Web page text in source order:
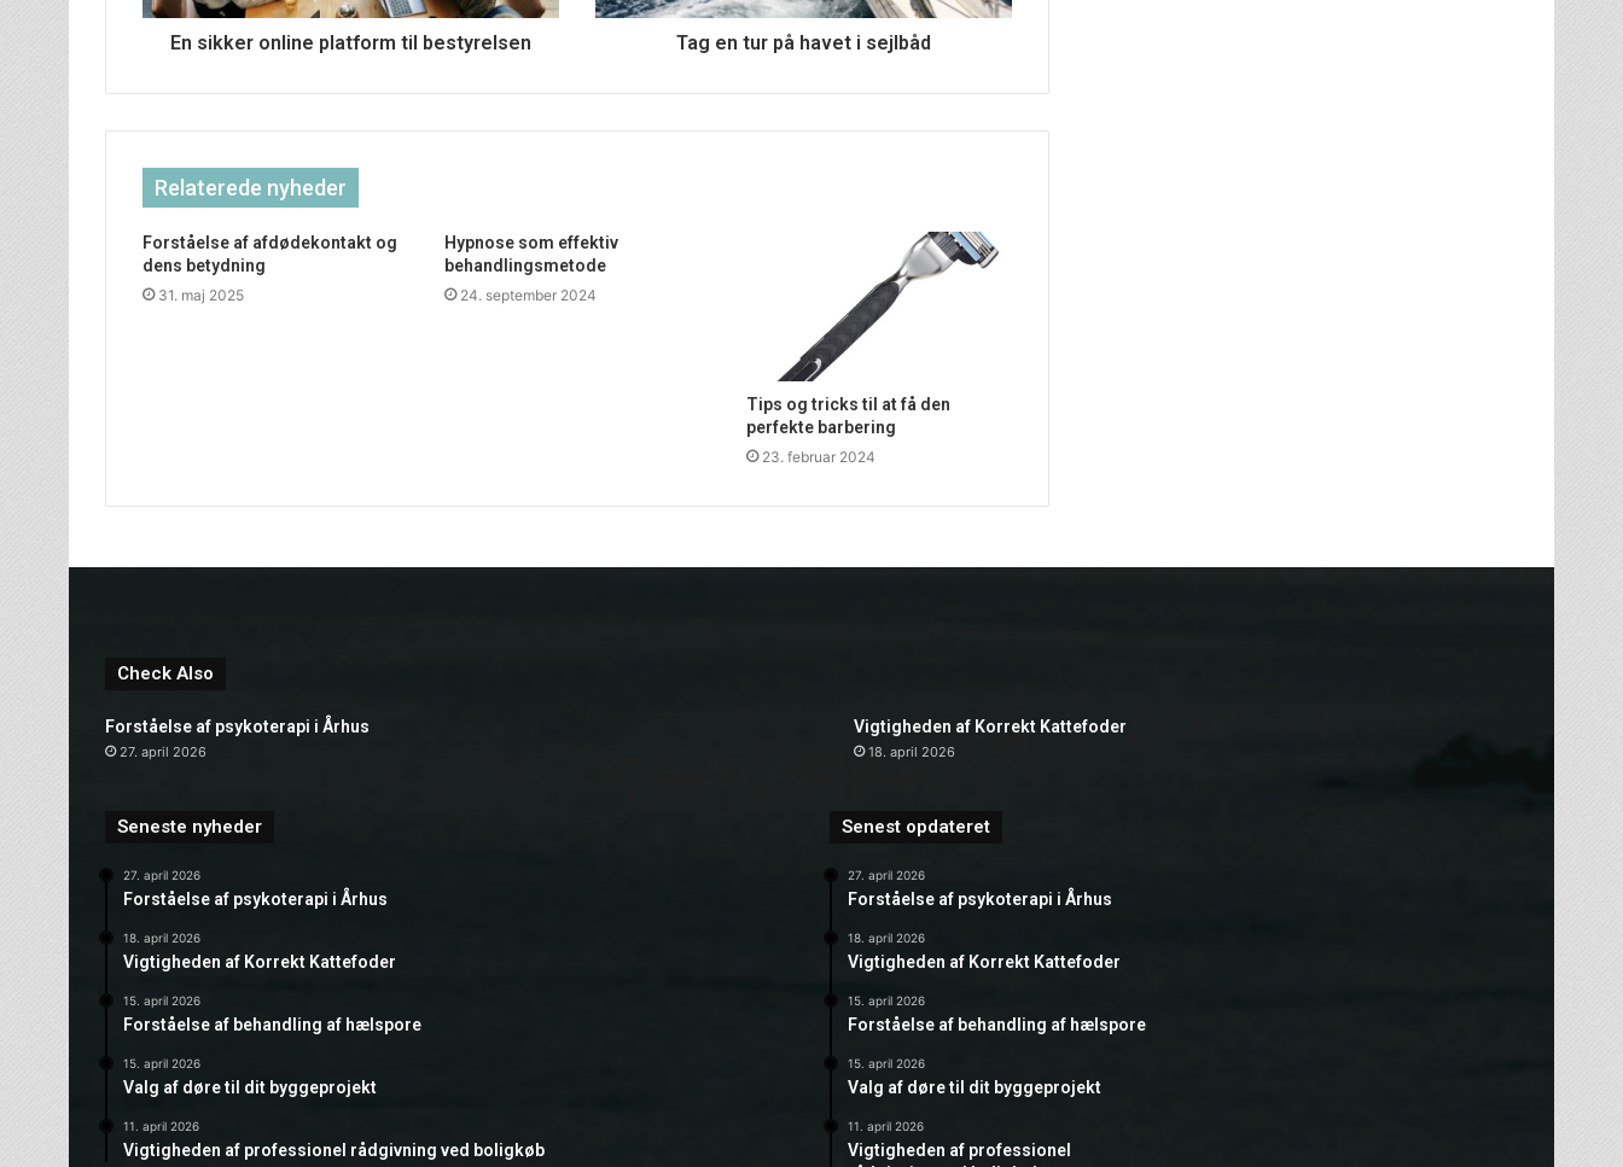
En sikker online platform til bestyrelsen Tag en tur på havet i sejlbåd
Relaterede nyheder
Forståelse af afdødekontakt og
dens betydning
31. maj 2025
Hypnose som effektiv
behandlingsmetode
24. september 2024
Tips og tricks til at få den
perfekte barbering
23. februar 2024
Check Also
Forståelse af psykoterapi i Århus
27. april 2026
Vigtigheden af Korrekt Kattefoder
18. april 2026
Seneste nyheder
27. april 2026
Forståelse af psykoterapi i Århus
18. april 2026
Vigtigheden af Korrekt Kattefoder
15. april 2026
Forståelse af behandling af hælspore
15. april 2026
Valg af døre til dit byggeprojekt
11. april 2026
Vigtigheden af professionel rådgivning ved boligkøb
Senest opdateret
27. april 2026
Forståelse af psykoterapi i Århus
18. april 2026
Vigtigheden af Korrekt Kattefoder
15. april 2026
Forståelse af behandling af hælspore
15. april 2026
Valg af døre til dit byggeprojekt
11. april 2026
Vigtigheden af professionel